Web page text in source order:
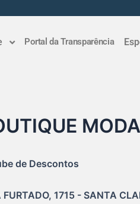
Portal da Transparência
de Descontos
1715 - SANTA